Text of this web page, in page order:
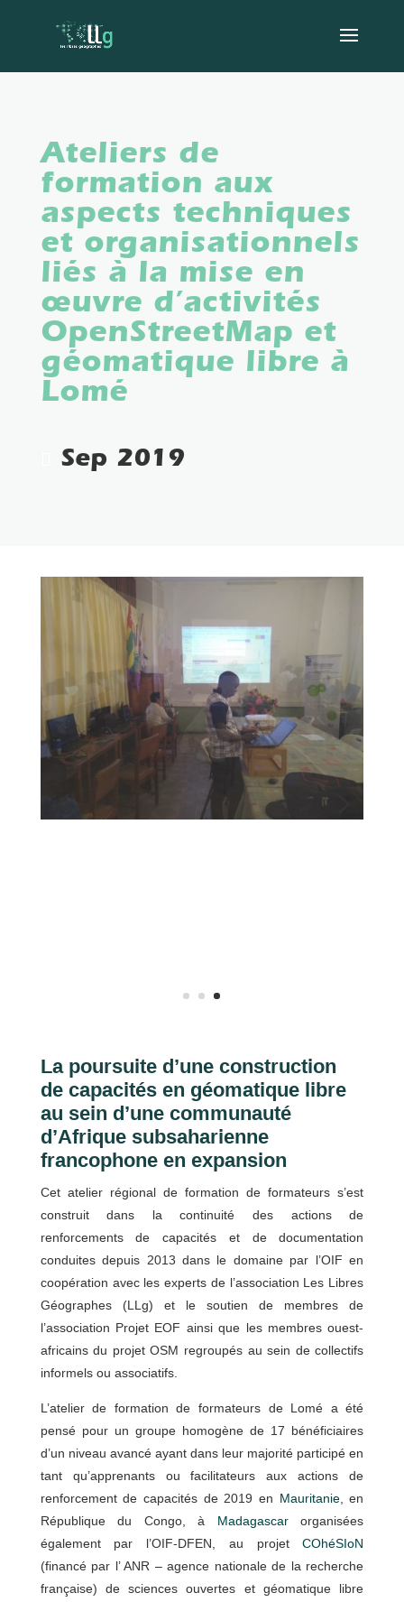
Ateliers de
formation aux
aspects techniques
et organisationnels
liés à la mise en
œuvre d’activités
OpenStreetMap et
géomatique libre à
Lomé
Sep 2019
La poursuite d’une construction
de capacités en géomatique libre
au sein d’une communauté
d’Afrique subsaharienne
francophone en expansion
Cet atelier régional de formation de formateurs s’est
construit dans la continuité des actions de
renforcements de capacités et de documentation
conduites depuis 2013 dans le domaine par l’OIF en
coopération avec les experts de l’association Les Libres
Géographes (LLg) et le soutien de membres de
l’association Projet EOF ainsi que les membres ouest-
africains du projet OSM regroupés au sein de collectifs
informels ou associatifs.
L’atelier de formation de formateurs de Lomé a été
pensé pour un groupe homogène de 17 bénéficiaires
d’un niveau avancé ayant dans leur majorité participé en
tant qu’apprenants ou facilitateurs aux actions de
renforcement de capacités de 2019 en Mauritanie, en
République du Congo, à Madagascarorganisées
également par l’OIF-DFEN, au projetCOhéSIoN
(financé par l’ ANR – agence nationale de la recherche
française) de sciences ouvertes et géomatique libre